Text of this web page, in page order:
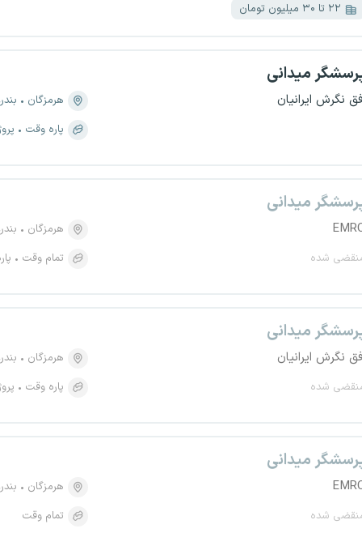
۲۲ تا ۳۰ میلیون تومان
میدانی
نگرش ایرانیان هرمزگان
پاره وقت
میدانی
شده
هرمزگان
تمام وقت
میدانی
نگرش ایرانیان
شده
هرمزگان
پاره وقت
میدانی
شده
هرمزگان
تمام وقت